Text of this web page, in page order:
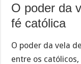
O poder da
fé católica
O poder da vela
entre os